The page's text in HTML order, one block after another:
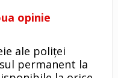
opinie
ale poliței
permanent la